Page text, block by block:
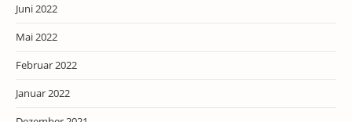
Juni 2022
Mai 2022
Februar 2022
Januar 2022